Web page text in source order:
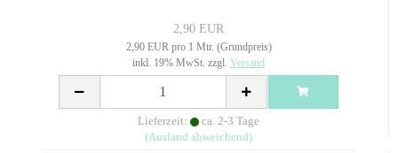
2,90 EUR
2,90 EUR pro 1 Mtr. (Grundpreis)
inkl. 19% MwSt. zzgl. Versand
Lieferzeit:
ca. 2-3 Tage
(Ausland abweichend)